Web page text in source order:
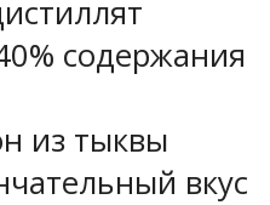
содержания
из тыквы
вкус